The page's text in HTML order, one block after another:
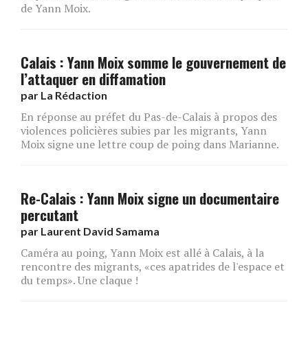
de Yann Moix.
Calais : Yann Moix somme le gouvernement de
l’attaquer en diffamation
par La Rédaction
En réponse au préfet du Pas-de-Calais à propos des
violences policières subies par les migrants, Yann
Moix signe une lettre coup de poing dans Marianne.
Re-Calais : Yann Moix signe un documentaire
percutant
par Laurent David Samama
Caméra au poing, Yann Moix est allé à Calais, à la
rencontre des migrants, «ces apatrides de l'espace et
du temps». Une claque !